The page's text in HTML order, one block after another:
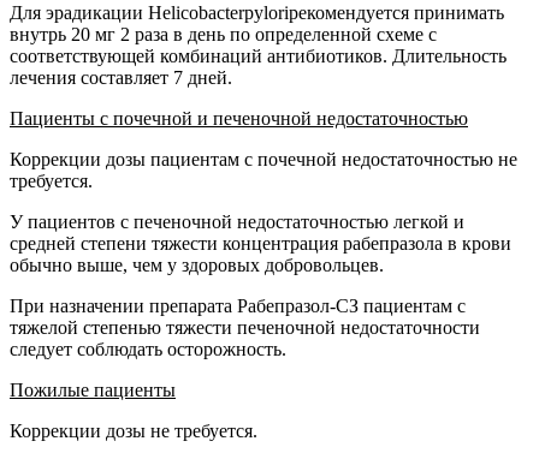
Для эрадикации Helicobacterpyloriрекомендуется принимать
внутрь 20 мг 2 раза в день по определенной схеме с
соответствующей комбинаций антибиотиков. Длительность
лечения составляет 7 дней.
Пациенты с почечной и печеночной недостаточностью
Коррекции дозы пациентам с почечной недостаточностью не
требуется.
У пациентов с печеночной недостаточностью легкой и
средней степени тяжести концентрация рабепразола в крови
обычно выше, чем у здоровых добровольцев.
При назначении препарата Рабепразол-СЗ пациентам с
тяжелой степенью тяжести печеночной недостаточности
следует соблюдать осторожность.
Пожилые пациенты
Коррекции дозы не требуется.